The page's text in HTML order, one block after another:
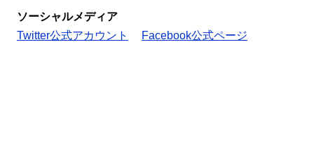
ソーシャルメディア
Twitter公式アカウント
Facebook公式ページ